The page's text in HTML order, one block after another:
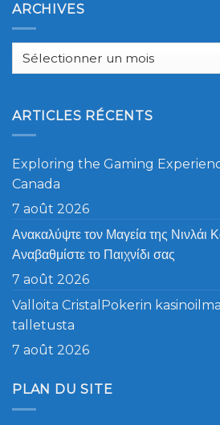
ARCHIVES
Archives
ARTICLES RÉCENTS
Exploring the Gaming
Canada
7 août 2026
Ανακαλύψτε τον Μαγεία της Νινλάι
Αναβαθμίστε το Παιχνίδι σας
7 août 2026
Valloita CristalPokerin
talletusta
7 août 2026
PLAN DU SITE